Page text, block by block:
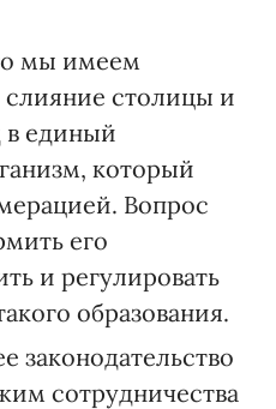
мы имеем
столицы и
единый
который
Вопрос
его
и регулировать
образования.
законодательство
сотрудничества